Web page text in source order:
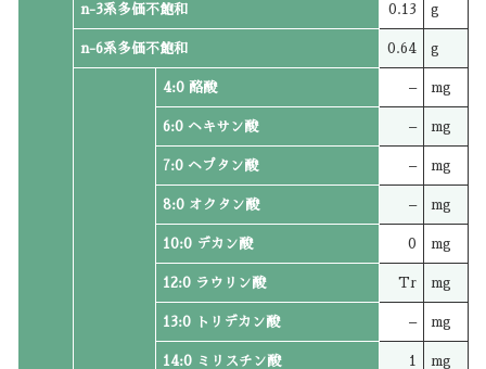
n-3系多価不飽和 0.13 g
n-6系多価不飽和 0.64 g
4:0 酪酸 – mg
6:0 ヘキサン酸 – mg
7:0 ヘプタン酸 – mg
8:0 オクタン酸 – mg
10:0 デカン酸 0 mg
12:0 ラウリン酸 Tr mg
13:0 トリデカン酸 – mg
14:0 ミリスチン酸 1 mg